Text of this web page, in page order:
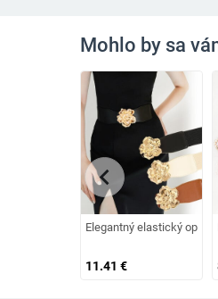
Mohlo by sa
Elegantný elastický
11.41 €
chevron_left